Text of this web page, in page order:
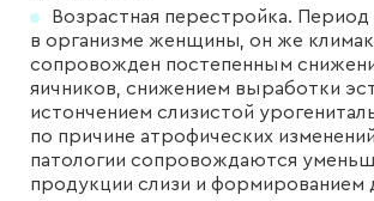
Возрастная перестройка.
в организме женщины, он же
сопровожден постепенным
яичников, снижением выработки
истончением слизистой
по причине атрофических
патологии сопровождаются
продукции слизи и формированием